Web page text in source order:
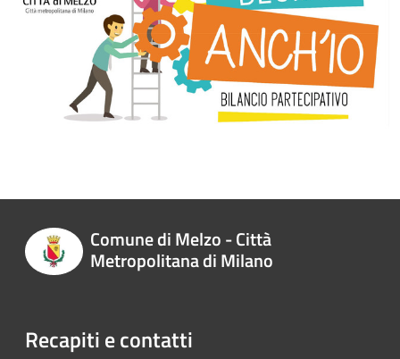
Comune di Melzo - Città
Metropolitana di Milano
Recapiti e contatti